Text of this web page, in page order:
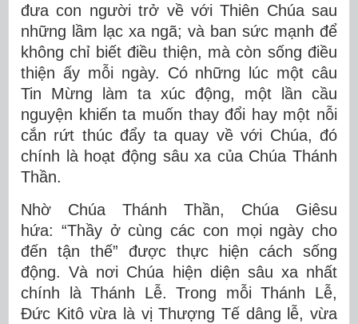
đưa con người trở về với Thiên Chúa sau
những lầm lạc xa ngã; và ban sức mạnh để
không chỉ biết điều thiện, mà còn sống điều
thiện ấy mỗi ngày. Có những lúc một câu
Tin Mừng làm ta xúc động, một lần cầu
nguyện khiến ta muốn thay đổi hay một nỗi
cắn rứt thúc đẩy ta quay về với Chúa, đó
chính là hoạt động sâu xa của Chúa Thánh
Thần.
Nhờ Chúa Thánh Thần, Chúa Giêsu
hứa: “Thầy ở cùng các con mọi ngày cho
đến tận thế” được thực hiện cách sống
động. Và nơi Chúa hiện diện sâu xa nhất
chính là Thánh Lễ. Trong mỗi Thánh Lễ,
Đức Kitô vừa là vị Thượng Tế dâng lễ, vừa